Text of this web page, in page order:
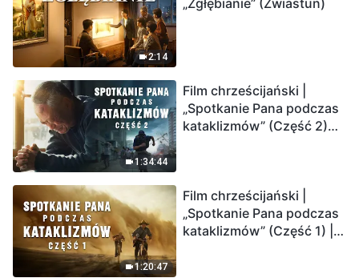
2:14
„Zgłębianie” (Zwiastun)
1:34:44
Film chrześcijański |
„Spotkanie Pana podczas
kataklizmów” (Część 2)
Ludzkość weszła w
odliczanie. Czy znalazłeś
już drogę ocalenia?
1:20:47
Film chrześcijański |
„Spotkanie Pana podczas
kataklizmów” (Część 1) |